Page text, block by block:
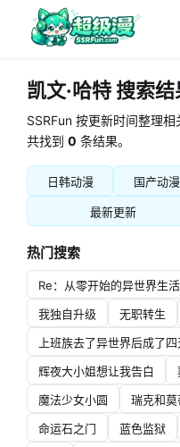
凯文·哈特 搜索结
SSRFun 按更新时间整理
共找到 0 条结果。
日韩动漫 国产动漫
最新更新
热门搜索
Re：从零开始的异世界生活
我独自升级
无职转生
上班族去了异世界后成了四
辉夜大小姐想让我告白
魔法少女小圆
瑞克和莫
命运石之门
蓝色监狱